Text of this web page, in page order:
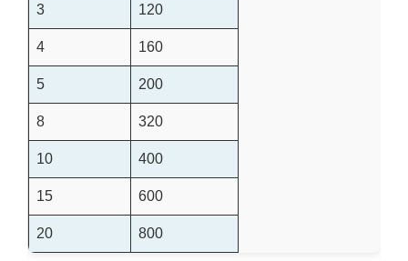
3 120
4 160
5 200
8 320
10 400
15 600
20 800